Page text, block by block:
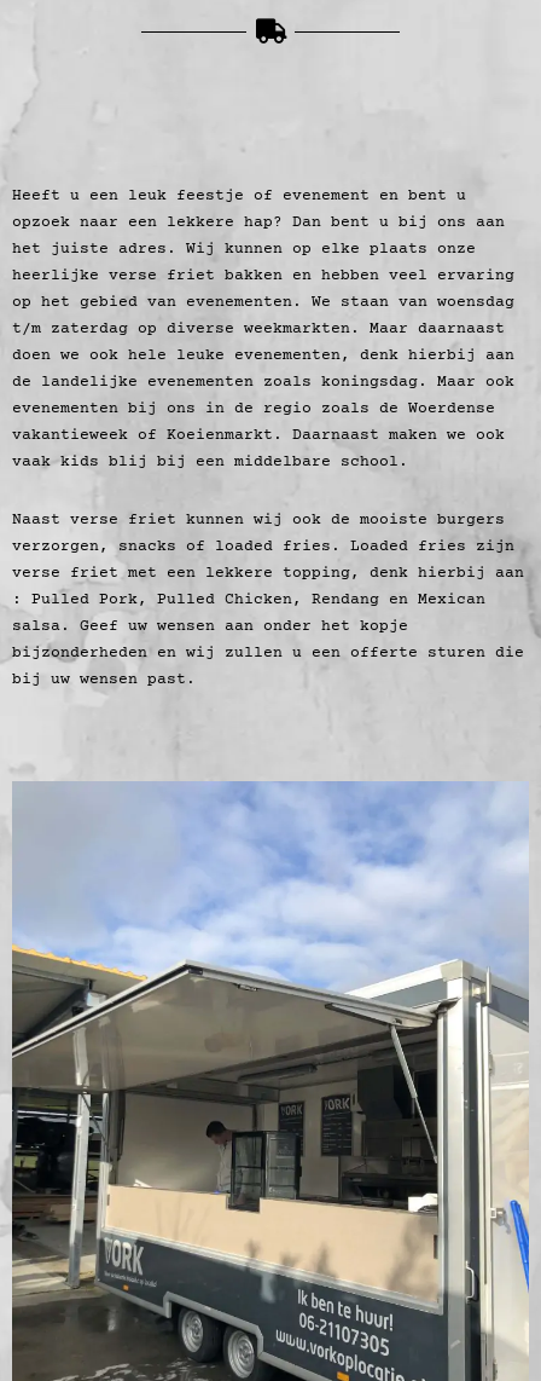
Heeft u een leuk feestje of evenement en bent u
opzoek naar een lekkere hap? Dan bent u bij ons aan
het juiste adres. Wij kunnen op elke plaats onze
heerlijke verse friet bakken en hebben veel ervaring
op het gebied van evenementen. We staan van woensdag
t/m zaterdag op diverse weekmarkten. Maar daarnaast
doen we ook hele leuke evenementen, denk hierbij aan
de landelijke evenementen zoals koningsdag. Maar ook
evenementen bij ons in de regio zoals de Woerdense
vakantieweek of Koeienmarkt. Daarnaast maken we ook
vaak kids blij bij een middelbare school.
Naast verse friet kunnen wij ook de mooiste burgers
verzorgen, snacks of loaded fries. Loaded fries zijn
verse friet met een lekkere topping, denk hierbij aan
: Pulled Pork, Pulled Chicken, Rendang en Mexican
salsa. Geef uw wensen aan onder het kopje
bijzonderheden en wij zullen u een offerte sturen die
bij uw wensen past.